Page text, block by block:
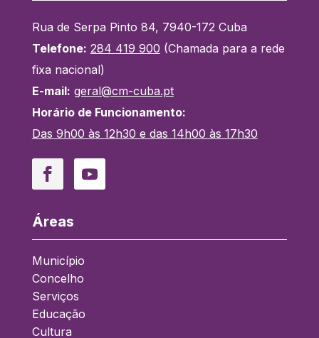
Rua de Serpa Pinto 84, 7940-172 Cuba
Telefone: 284 419 900 (Chamada para a rede
fixa nacional)
E-mail: geral@cm-cuba.pt
Horário de Funcionamento:
Das 9h00 às 12h30 e das 14h00 às 17h30
FacebookYouTube
Áreas
Município
Concelho
Serviços
Educação
Cultura